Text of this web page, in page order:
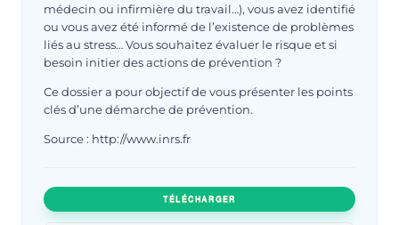
médecin ou infirmière du travail…), vous avez identifié
ou vous avez été informé de l’existence de problèmes
liés au stress… Vous souhaitez évaluer le risque et si
besoin initier des actions de prévention ?
Ce dossier a pour objectif de vous présenter les points
clés d’une démarche de prévention.
Source : http://www.inrs.fr
TÉLÉCHARGER